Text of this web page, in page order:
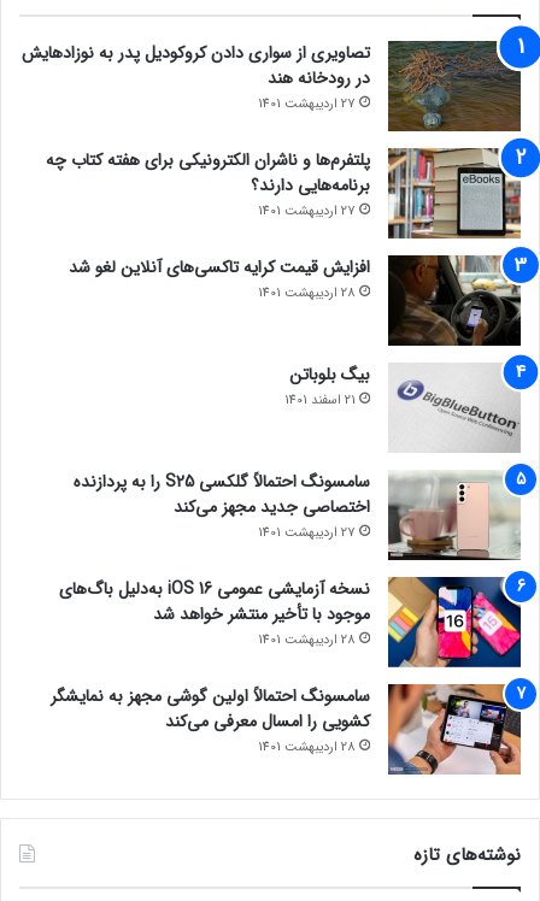
تصاویری از سواری دادن کروکودیل پدر به نوزادهایش
در رودخانه هند
27 اردیبهشت 1401
پلتفرم‌ها و ناشران الکترونیکی برای هفته کتاب چه
برنامه‌هایی دارند؟
27 اردیبهشت 1401
افزایش قیمت کرایه تاکسی‌های آنلاین لغو شد
28 اردیبهشت 1401
بیگ بلوباتن
21 اسفند 1401
سامسونگ احتمالاً گلکسی S25 را به پردازنده
اختصاصی جدید مجهز می‌کند
27 اردیبهشت 1401
نسخه آزمایشی عمومی iOS 16 به‌دلیل باگ‌های
موجود با تأخیر منتشر خواهد شد
28 اردیبهشت 1401
سامسونگ احتمالاً اولین گوشی مجهز به نمایشگر
کشویی را امسال معرفی می‌کند
28 اردیبهشت 1401
نوشته‌های تازه